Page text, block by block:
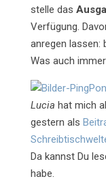
stelle das
Verfügung.
anregen lassen:
Was auch
Lucia hat mich
gestern als
Da kannst Du
habe.